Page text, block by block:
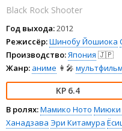
Black Rock Shooter
Год выхода:2012
Режиссёр:Шинобу Йошиока
Производство:Япония 🇯🇵
Жанр: аниме 👩‍🎤 мультфильм
6.4
В ролях:Мамико Ното Миюки
Ханадзава Эри Китамура